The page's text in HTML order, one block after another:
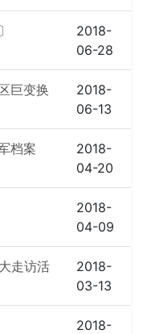
2018-
06-28
巨变换
2018-
06-13
档案
2018-
04-20
2018-
04-09
走访活
2018-
03-13
2018-